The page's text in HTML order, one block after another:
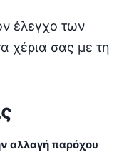
έλεγχο των
χέρια σας με τη
αλλαγή παρόχου